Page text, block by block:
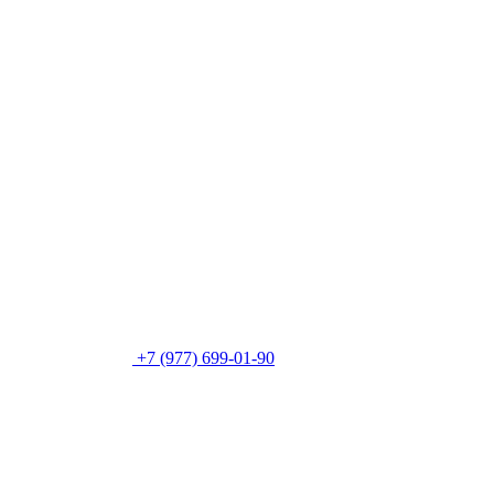
+7 (977) 699-01-90